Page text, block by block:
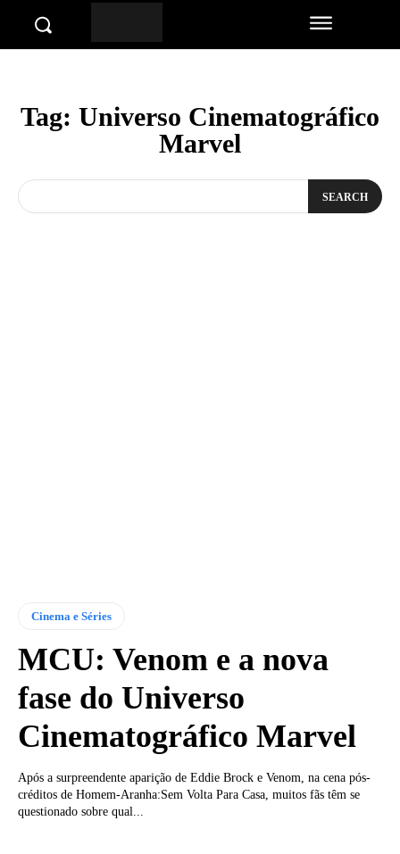
Tag: Universo Cinematográfico
Marvel
SEARCH
Cinema e Séries
MCU: Venom e a nova
fase do Universo
Cinematográfico Marvel
Após a surpreendente aparição de Eddie Brock e Venom, na cena pós-
créditos de Homem-Aranha:Sem Volta Para Casa, muitos fãs têm se
questionado sobre qual...